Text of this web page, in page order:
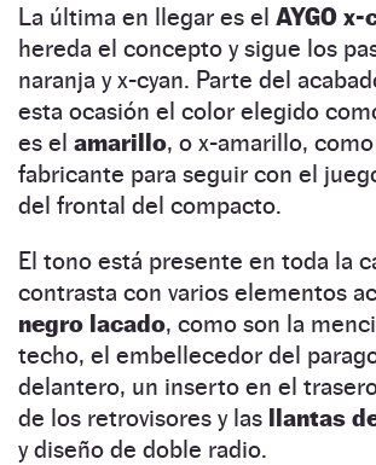
La última en llegar es el AYGO
hereda el concepto y sigue los
naranja y x-cyan. Parte del
esta ocasión el color elegido
es el amarillo, o x-amarillo,
fabricante para seguir con el
del frontal del compacto.
El tono está presente en toda la
contrasta con varios elementos
negro lacado, como son la
techo, el embellecedor del
delantero, un inserto en el
de los retrovisores y las llantas
y diseño de doble radio.